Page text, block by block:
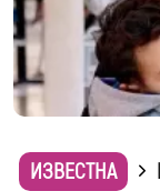
ИЗВЕСТНА